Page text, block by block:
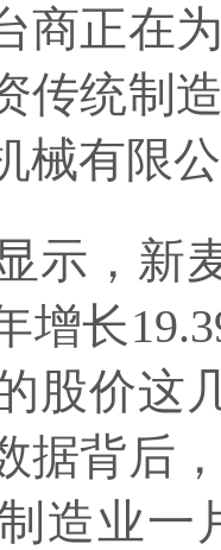
商正在
传统制
械有限
，新麦
增长
股价这
据背后
造业一